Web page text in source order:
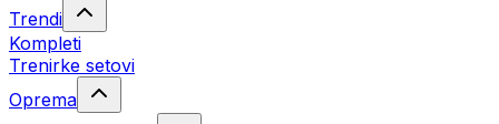
Trendi
Kompleti
Trenirke setovi
Oprema